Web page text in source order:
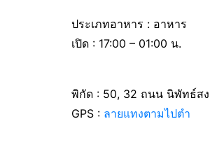
ประเภทอาหาร : อาหาร
เปิด : 17:00 – 01:00 น.
พิกัด : 50, 32 ถนน นิพัทธ์ส
GPS : ลายแทงตามไปตำ